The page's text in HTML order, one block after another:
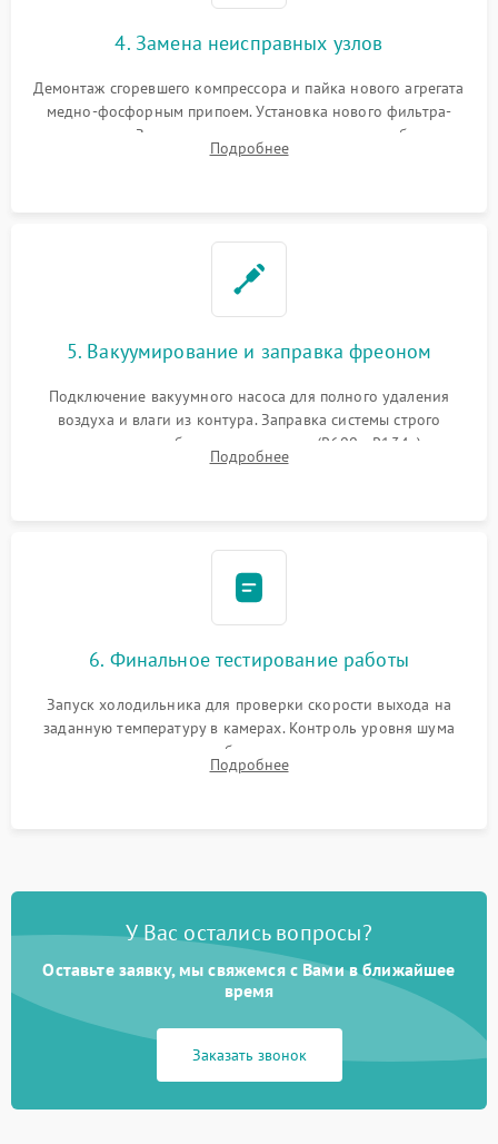
4. Замена неисправных узлов
Демонтаж сгоревшего компрессора и пайка нового агрегата
медно-фосфорным припоем. Установка нового фильтра-
осушителя. Замена изношенных вентиляторов обдува,
сломанных заслонок или поврежденных дверных петель.
Подробнее
5. Вакуумирование и заправка фреоном
Подключение вакуумного насоса для полного удаления
воздуха и влаги из контура. Заправка системы строго
дозированным объемом хладагента (R600a, R134a) по
электронным весам. Контроль рабочего давления в системе.
Подробнее
6. Финальное тестирование работы
Запуск холодильника для проверки скорости выхода на
заданную температуру в камерах. Контроль уровня шума
компрессора, отсутствия обмерзания стенок и корректного
срабатывания системы автоматической оттайки.
Подробнее
У Вас остались вопросы?
Оставьте заявку, мы свяжемся с Вами в ближайшее
время
Заказать звонок